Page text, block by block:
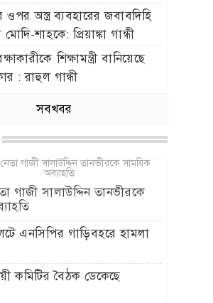
ওপর অস্ত্র ব্যবহারের জবাবদিহি
শাহকে: প্রিয়াঙ্কা গান্ধী
শিক্ষামন্ত্রী বানিয়েছে
: রাহুল গান্ধী
সবখবর
গাজী সালাউদ্দিন তানভীরকে
এনসিপির গাড়িবহরে হামলা
কমিটির বৈঠক ডেকেছে